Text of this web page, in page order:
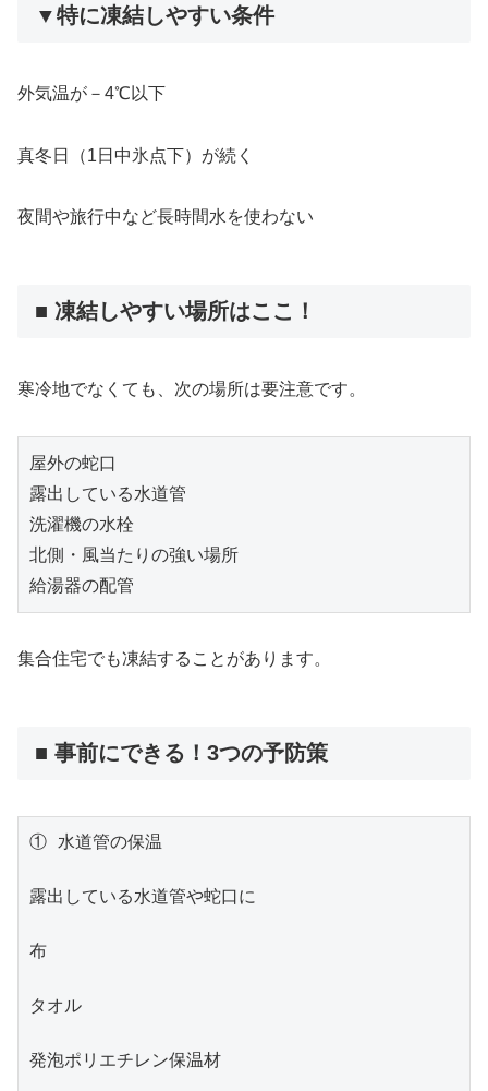
▼特に凍結しやすい条件
外気温が－4℃以下
真冬日（1日中氷点下）が続く
夜間や旅行中など長時間水を使わない
■ 凍結しやすい場所はここ！
寒冷地でなくても、次の場所は要注意です。
屋外の蛇口
露出している水道管
洗濯機の水栓
北側・風当たりの強い場所
給湯器の配管
集合住宅でも凍結することがあります。
■ 事前にできる！3つの予防策
① 水道管の保温
露出している水道管や蛇口に
布
タオル
発泡ポリエチレン保温材